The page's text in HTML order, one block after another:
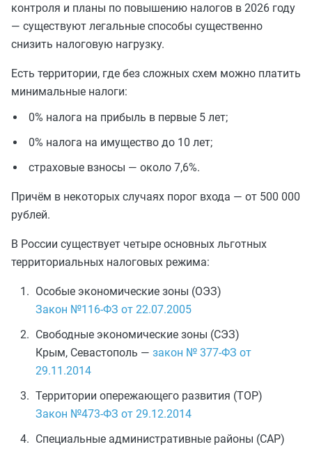
контроля и планы по повышению налогов в 2026 году
— существуют легальные способы существенно
снизить налоговую нагрузку.
Есть территории, где без сложных схем можно платить
минимальные налоги:
0% налога на прибыль в первые 5 лет;
0% налога на имущество до 10 лет;
страховые взносы — около 7,6%.
Причём в некоторых случаях порог входа — от 500 000
рублей.
В России существует четыре основных льготных
территориальных налоговых режима:
Особые экономические зоны (ОЭЗ)
Закон №116-ФЗ от 22.07.2005
Свободные экономические зоны (СЭЗ)
Крым, Севастополь — закон № 377-ФЗ от
29.11.2014
Территории опережающего развития (ТОР)
Закон №473-ФЗ от 29.12.2014
Специальные административные районы (САР)